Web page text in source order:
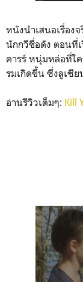
หนังนำเสนอเรื่อง
นักกวีชื่อดัง ตอนที่
คารร์ หนุ่มหล่อที่ใ
รมเกิดขึ้น ซึ่งลูเซีย
อ่านรีวิวเต็มๆ: Kill